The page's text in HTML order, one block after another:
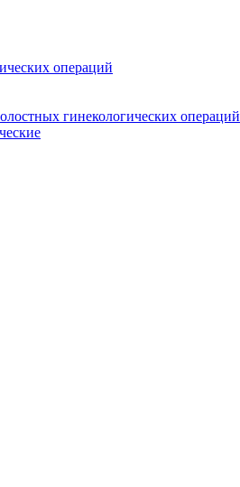
операций
гинекологических операций